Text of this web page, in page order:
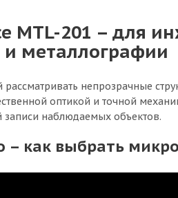
MTL-201 – для
и металлографии
непрозрачные
оптикой и точной
наблюдаемых объектов.
– как выбрать